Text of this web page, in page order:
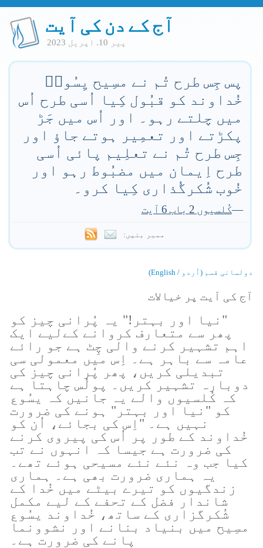
آج کے دن کی آیت
پير 10. اپريل 2023
پس جِس طرح تُم نے مسِیح یِسُوعؔ
خُداوند کو قبُول کِیا اُسی طرح اُس
میں چلتے رہو۔ اور اُس میں جَڑ
پکڑتے اور تعمِیر ہوتے جاؤ اور
جِس طرح تُم نے تعلِیم پائی اُسی
طرح اِیمان میں مضبُوط رہو اور
خُوب شُکرگُذاری کِیا کرو۔
—کُلسیوں 2 باب 6 آیت
ممبر بنیں:
دولسانی قسم (اُردو / English)
آج کی آیت پر خیالات
"نیا اور بہتر!" یہ پُرانی چیز کو
پھر سے متعارف کروانے کےلیے ایک
اہم تشہیر کرنے والی چِٹ ہے جو رائے
عامہ سے باہر ہے۔ اِس میں معمولی سی
تبدیلی کریں، پھر پُرانی چیز کی
دوبارہ تشہیر کریں۔ پولُس چاہتا ہے
کہ کُلسیوں والے یہ جانیں کہ یسُوع
کو "نیا اور بہتر" ہونے کی ضرورت
نہیں ہے۔ "اِس کی بجائے، اُن کو
خُداوند کے طور پر اُس کی پیروی کرنے
کی ضرورت ہے جیسا کہ انہوں نے تب
کیا جب وہ نئے نئے مسیحی ہوئے تھے۔
یہ ہماری ضرورت بھی ہے۔ ہماری
زندگیوں کو تیرے بیٹے میں خُدا کے
شاندار فضل کے تحفے کے لیے مکمل
شُکرگزاری کے ساتھ، خُداوند یسُوع
مسِیح میں بنیاد بنانے اور نشوونما
پانے کی ضرورت ہے۔